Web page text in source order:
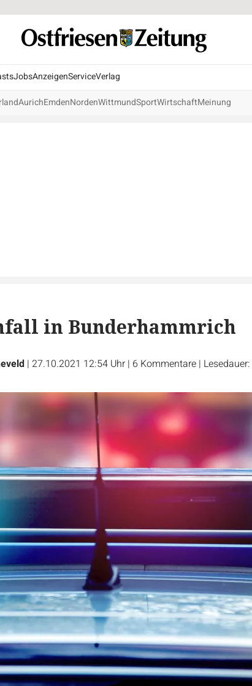
JobsAnzeigenServiceVerlag
AurichEmdenNordenWittmundSportWirtschaftMeinung
in Bunderhammrich
| 27.10.2021 12:54 Uhr | 6 Kommentare |